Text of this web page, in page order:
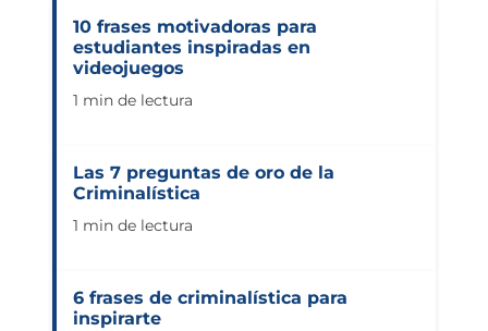
10 frases motivadoras para
estudiantes inspiradas en
videojuegos
1 min de lectura
Las 7 preguntas de oro de la
Criminalística
1 min de lectura
6 frases de criminalística para
inspirarte